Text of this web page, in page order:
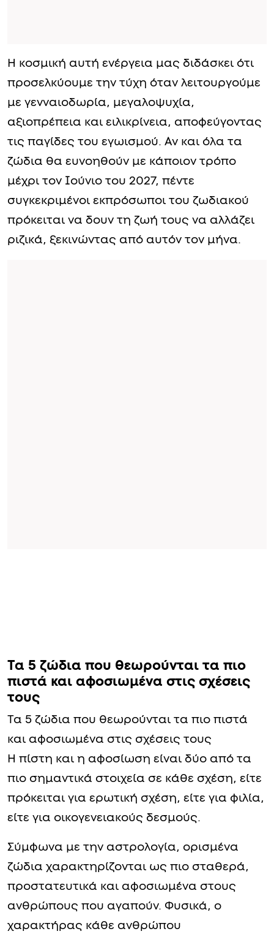
Η κοσμική αυτή ενέργεια μας διδάσκει ότι
προσελκύουμε την τύχη όταν λειτουργούμε
με γενναιοδωρία, μεγαλοψυχία,
αξιοπρέπεια και ειλικρίνεια, αποφεύγοντας
τις παγίδες του εγωισμού. Αν και όλα τα
ζώδια θα ευνοηθούν με κάποιον τρόπο
μέχρι τον Ιούνιο του 2027, πέντε
συγκεκριμένοι εκπρόσωποι του ζωδιακού
πρόκειται να δουν τη ζωή τους να αλλάζει
ριζικά, ξεκινώντας από αυτόν τον μήνα.
Τα 5 ζώδια που θεωρούνται τα πιο
πιστά και αφοσιωμένα στις σχέσεις
τους
Τα 5 ζώδια που θεωρούνται τα πιο πιστά
και αφοσιωμένα στις σχέσεις τους
Η πίστη και η αφοσίωση είναι δύο από τα
πιο σημαντικά στοιχεία σε κάθε σχέση, είτε
πρόκειται για ερωτική σχέση, είτε για φιλία,
είτε για οικογενειακούς δεσμούς.
Σύμφωνα με την αστρολογία, ορισμένα
ζώδια χαρακτηρίζονται ως πιο σταθερά,
προστατευτικά και αφοσιωμένα στους
ανθρώπους που αγαπούν. Φυσικά, ο
χαρακτήρας κάθε ανθρώπου